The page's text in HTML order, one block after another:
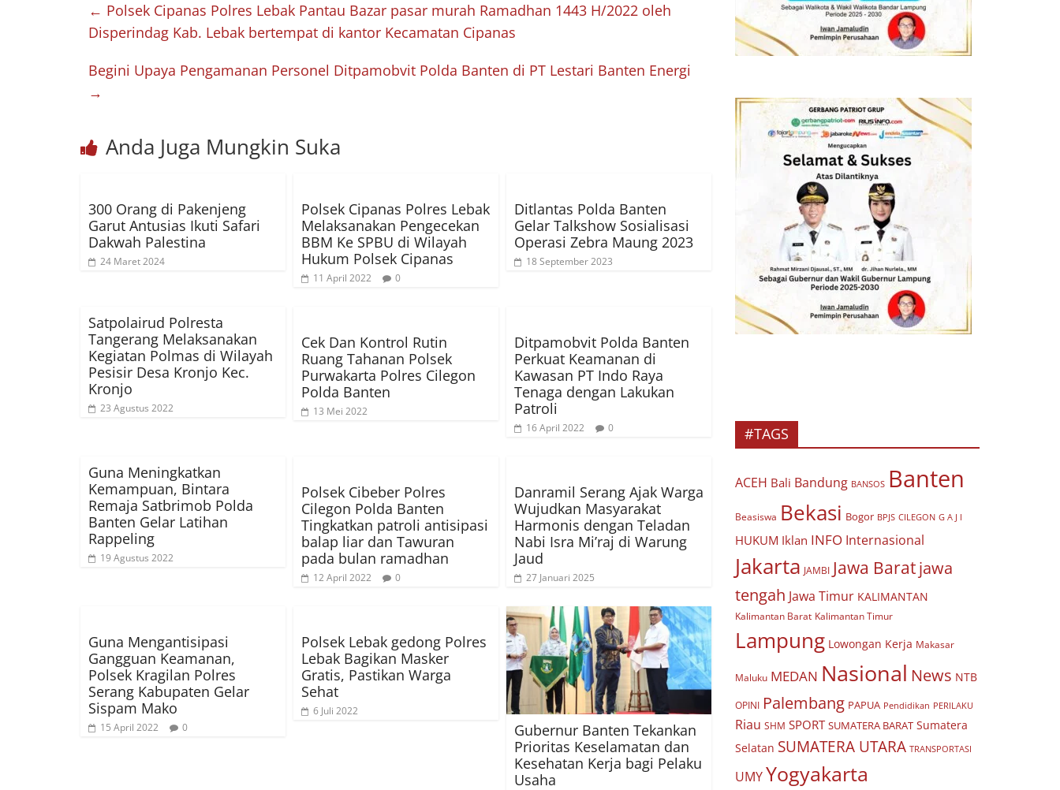
← Polsek Cipanas Polres Lebak Pantau Bazar pasar murah Ramadhan 1443 H/2022 oleh
Disperindag Kab. Lebak bertempat di kantor Kecamatan Cipanas
Begini Upaya Pengamanan Personel Ditpamobvit Polda Banten di PT Lestari Banten Energi
→
Anda Juga Mungkin Suka
300 Orang di Pakenjeng
Garut Antusias Ikuti Safari
Dakwah Palestina
24 Maret 2024
Polsek Cipanas Polres Lebak
Melaksanakan Pengecekan
BBM Ke SPBU di Wilayah
Hukum Polsek Cipanas
11 April 2022 0
Ditlantas Polda Banten
Gelar Talkshow Sosialisasi
Operasi Zebra Maung 2023
18 September 2023
Satpolairud Polresta
Tangerang Melaksanakan
Kegiatan Polmas di Wilayah
Pesisir Desa Kronjo Kec.
Kronjo
23 Agustus 2022
Cek Dan Kontrol Rutin
Ruang Tahanan Polsek
Purwakarta Polres Cilegon
Polda Banten
13 Mei 2022
Ditpamobvit Polda Banten
Perkuat Keamanan di
Kawasan PT Indo Raya
Tenaga dengan Lakukan
Patroli
16 April 2022 0
Guna Meningkatkan
Kemampuan, Bintara
Remaja Satbrimob Polda
Banten Gelar Latihan
Rappeling
19 Agustus 2022
Polsek Cibeber Polres
Cilegon Polda Banten
Tingkatkan patroli antisipasi
balap liar dan Tawuran
pada bulan ramadhan
12 April 2022 0
Danramil Serang Ajak Warga
Wujudkan Masyarakat
Harmonis dengan Teladan
Nabi Isra Mi’raj di Warung
Jaud
27 Januari 2025
Guna Mengantisipasi
Gangguan Keamanan,
Polsek Kragilan Polres
Serang Kabupaten Gelar
Sispam Mako
15 April 2022 0
Polsek Lebak gedong Polres
Lebak Bagikan Masker
Gratis, Pastikan Warga
Sehat
6 Juli 2022
Gubernur Banten Tekankan
Prioritas Keselamatan dan
Kesehatan Kerja bagi Pelaku
Usaha
#TAGS
ACEH Bali Bandung BANSOS Banten
Beasiswa Bekasi Bogor BPJS CILEGON G A J I
HUKUM Iklan INFO Internasional
Jakarta JAMBI Jawa Baratjawa
tengah Jawa Timur KALIMANTAN
Kalimantan Barat Kalimantan Timur
Lampung Lowongan Kerja Makasar
Maluku MEDAN Nasional News NTB
OPINI Palembang PAPUA Pendidikan PERILAKU
Riau SHM SPORT SUMATERA BARAT Sumatera
Selatan SUMATERA UTARA TRANSPORTASI
UMYYogyakarta